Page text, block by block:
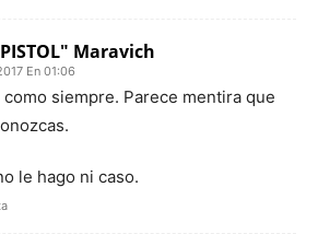
Maravich
En 01:06
como siempre. Parece mentira que
le hago ni caso.